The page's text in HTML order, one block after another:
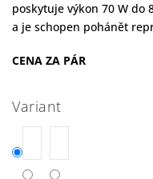
Variant
poskytuje výkon 70 W do
a je schopen pohánět
CENA ZA PÁR